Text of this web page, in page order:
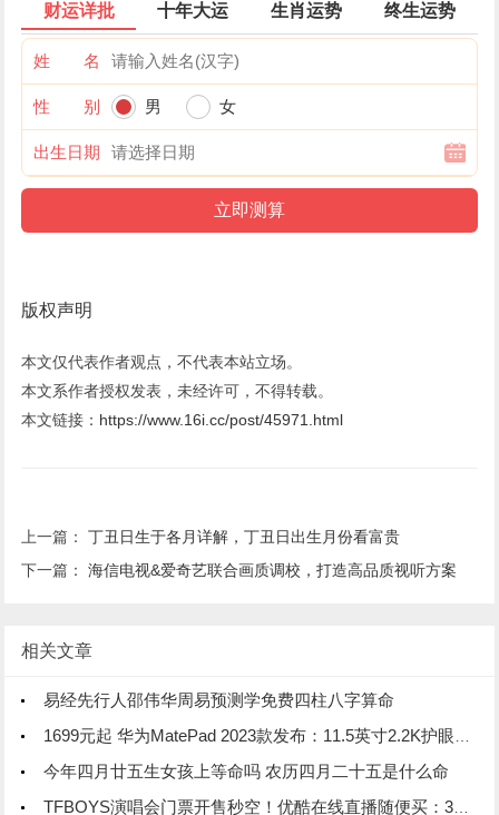
财运详批 十年大运 生肖运势 终生运势
姓 名
性 别 男 女
出生日期
版权声明
本文仅代表作者观点，不代表本站立场。
本文系作者授权发表，未经许可，不得转载。
本文链接： https://www.16i.cc/post/45971.html
上一篇：丁丑日生于各月详解，丁丑日出生月份看富贵
下一篇：海信电视&爱奇艺联合画质调校，打造高品质视听方案
相关文章
易经先行人邵伟华周易预测学免费四柱八字算命
1699元起 华为MatePad 2023款发布：11.5英寸2.2K护眼柔光屏
今年四月廿五生女孩上等命吗 农历四月二十五是什么命
TFBOYS演唱会门票开售秒空！优酷在线直播随便买：39元起 不用抢